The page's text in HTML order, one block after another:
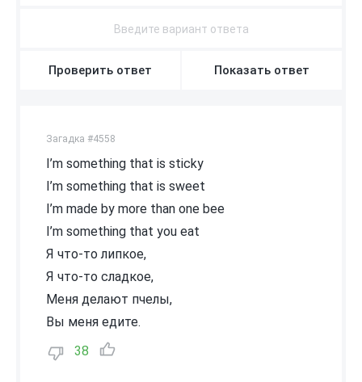
Проверить ответ Показать ответ
Загадка #4558
I’m something that is sticky
I’m something that is sweet
I’m made by more than one bee
I’m something that you eat
Я что-то липкое,
Я что-то сладкое,
Меня делают пчелы,
Вы меня едите.
38